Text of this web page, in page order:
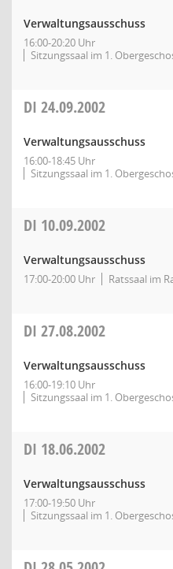
Verwaltungsausschuss
16:00-20:20 Uhr
Sitzungssaal im 1.
DI 24.09.2002
Verwaltungsausschuss
16:00-18:45 Uhr
Sitzungssaal im 1.
DI 10.09.2002
Verwaltungsausschuss
17:00-20:00 Uhr Ratssaal im
DI 27.08.2002
Verwaltungsausschuss
16:00-19:10 Uhr
Sitzungssaal im 1.
DI 18.06.2002
Verwaltungsausschuss
17:00-19:50 Uhr
Sitzungssaal im 1.